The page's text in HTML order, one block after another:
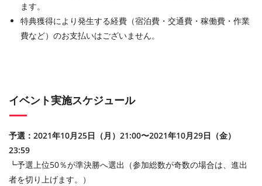
ます。
特典獲得により発生する経費（宿泊費・交通費・稼働費・作業
費など）のお支払いはございません。
イベント実施スケジュール
予選：2021年10月25日（月）21:00〜2021年10月29日（金）
23:59
┗予選上位50％が準決勝へ選出（参加総数が奇数の場合は、進出
者を切り上げます。）